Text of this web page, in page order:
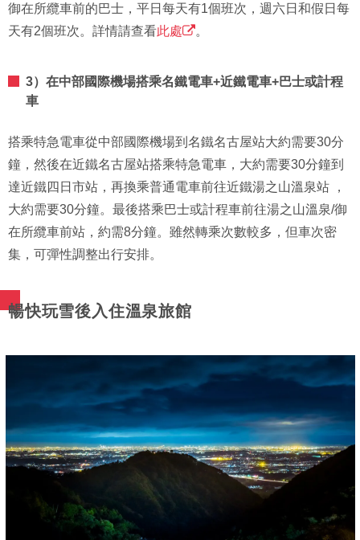
御在所纜車前的巴士，平日每天有1個班次，週六日和假日每
天有2個班次。詳情請查看此處 。
3）在中部國際機場搭乘名鐵電車+近鐵電車+巴士或計程
車
搭乘特急電車從中部國際機場到名鐵名古屋站大約需要30分
鐘，然後在近鐵名古屋站搭乘特急電車，大約需要30分鐘到
達近鐵四日市站，再換乘普通電車前往近鐵湯之山溫泉站 ，
大約需要30分鐘。最後搭乘巴士或計程車前往湯之山溫泉/御
在所纜車前站，約需8分鐘。雖然轉乘次數較多，但車次密
集，可彈性調整出行安排。
暢快玩雪後入住溫泉旅館